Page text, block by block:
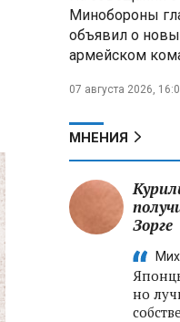
ученым
Минобороны
объявил о
армейском
07 августа 2026,
МНЕНИЯ
Зорге
но